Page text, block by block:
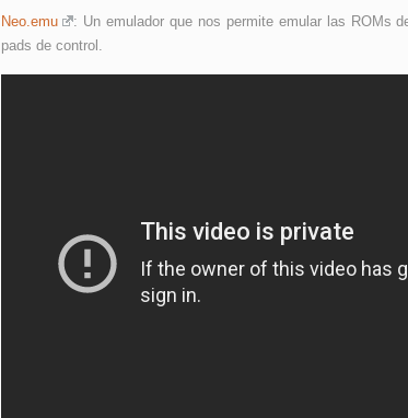
Neo.emu
: Un emulador que nos permite emular las ROMs
pads de control.